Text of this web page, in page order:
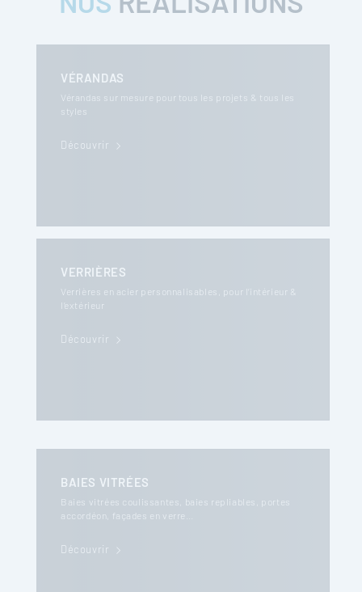
VÉRANDAS
Vérandas sur mesure pour tous les projets & tous les
styles
Découvrir
VERRIÈRES
Verrières en acier personnalisables, pour l’intérieur &
l’extérieur
Découvrir
BAIES VITRÉES
Baies vitrées coulissantes, baies repliables, portes
accordéon, façades en verre…
Découvrir